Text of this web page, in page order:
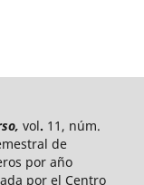
vol. 11, núm.
de
por año
por el Centro